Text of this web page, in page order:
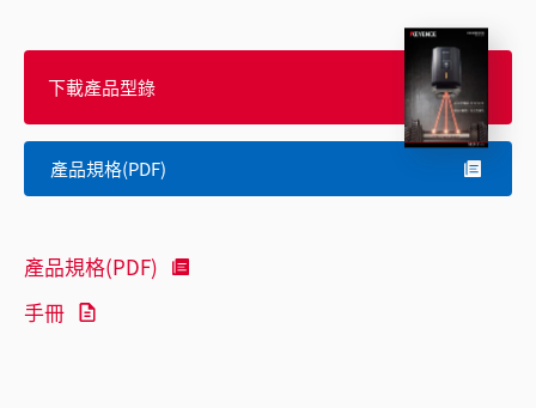
下載產品型錄
產品規格(PDF)
產品規格(PDF)
手冊